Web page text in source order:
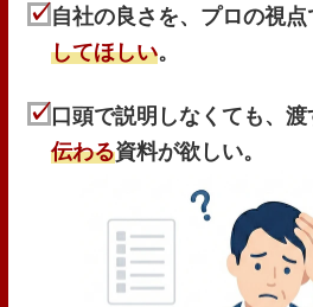
自社の良さを、プロの視
してほしい。
口頭で説明しなくても、
伝わる資料が欲しい。